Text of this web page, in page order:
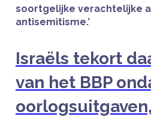
soortgelijke verachtelijke
antisemitisme.’
Israëls tekort
van het BBP